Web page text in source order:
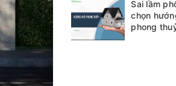
Sai lầm
chọn
phong